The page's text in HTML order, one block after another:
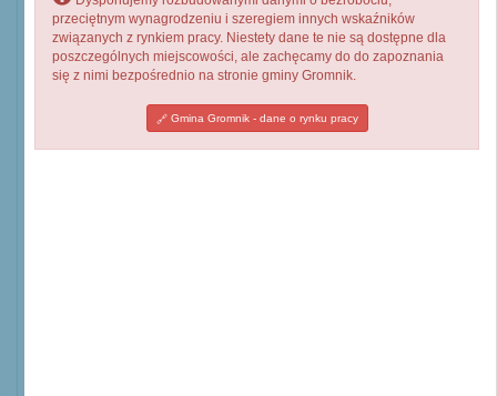
przeciętnym wynagrodzeniu i szeregiem innych wskaźników
związanych z rynkiem pracy. Niestety dane te nie są dostępne dla
poszczególnych miejscowości, ale zachęcamy do do zapoznania
się z nimi bezpośrednio na stronie gminy Gromnik.
Gmina Gromnik - dane o rynku pracy